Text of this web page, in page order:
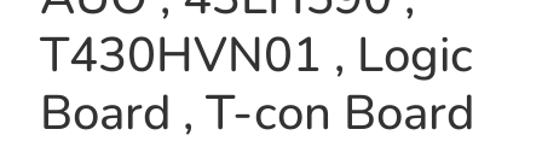
T430HVN01 , Logic
Board , T-con Board